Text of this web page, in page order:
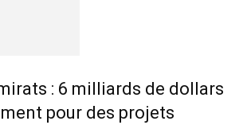
: 6 milliards de dollars
pour des projets